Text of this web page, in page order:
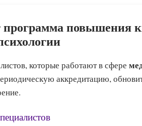
программа повышения
которые работают в сфере
аккредитацию,